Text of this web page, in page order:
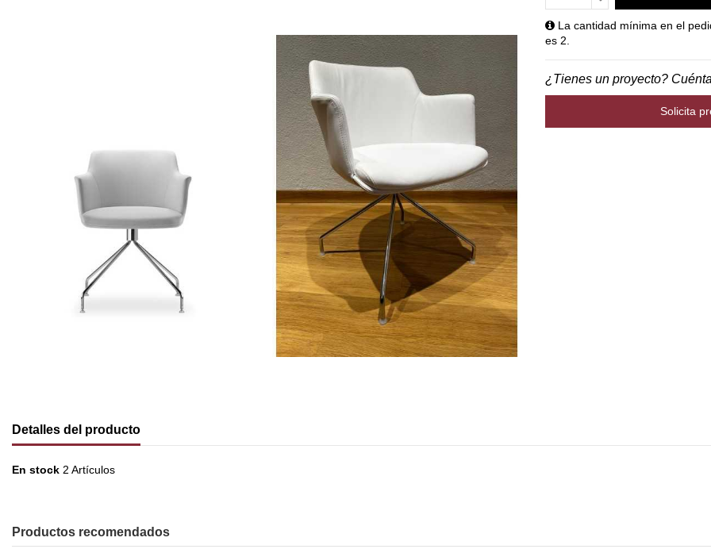
La cantidad mínima en el
es 2.
¿Tienes un proyecto?
Solicita
Detalles del producto
En stock 2 Artículos
Productos recomendados